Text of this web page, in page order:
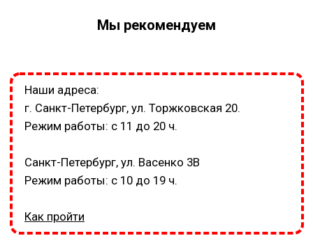
Мы рекомендуем